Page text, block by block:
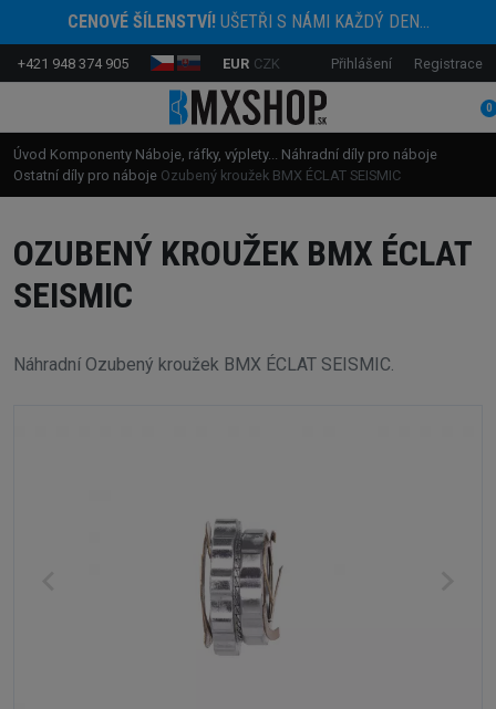
CENOVÉ ŠÍLENSTVÍ!UŠETŘI S NÁMI KAŽDÝ DEN...
+421 948 374 905 EUR CZK Přihlášení Registrace
0
Úvod Komponenty Náboje, ráfky, výplety...
Náhradní díly pro náboje
Ostatní díly pro náboje Ozubený kroužek BMX ÉCLAT SEISMIC
OZUBENÝ KROUŽEK BMX ÉCLAT
SEISMIC
Náhradní Ozubený kroužek BMX ÉCLAT SEISMIC.